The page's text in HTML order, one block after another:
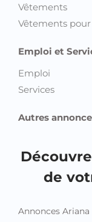
Vêtements
Vêtements
Emploi et
Emploi
Services
Autres
de
Annonces Ariana